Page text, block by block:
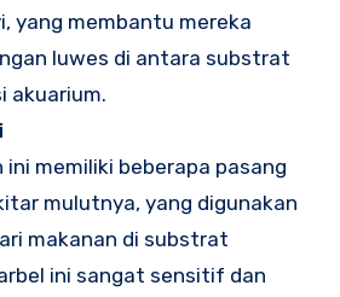
yang membantu mereka
luwes di antara substrat
akuarium.
ini memiliki beberapa pasang
mulutnya, yang digunakan
makanan di substrat
ini sangat sensitif dan